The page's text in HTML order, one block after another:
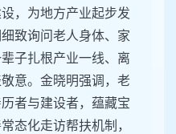
，为地方产业起步发
致询问老人身体、家
子扎根产业一线、离
意。金晓明强调，老
者与建设者，蕴藏宝
态化走访帮扶机制，